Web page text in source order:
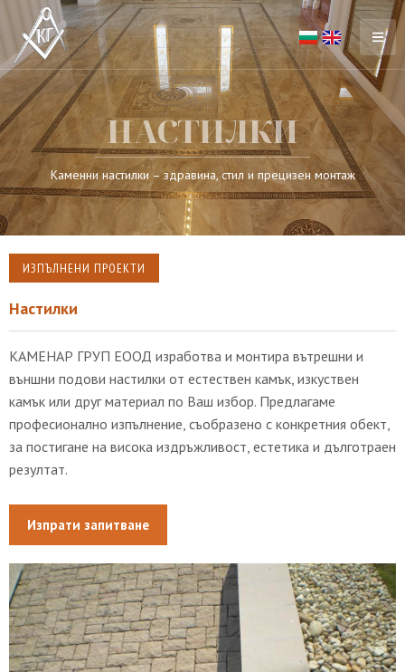
НАСТИЛКИ
Каменни настилки – здравина, стил и прецизен монтаж
ИЗПЪЛНЕНИ ПРОЕКТИ
Настилки
КАМЕНАР ГРУП ЕООД изработва и монтира вътрешни и
външни подови настилки от естествен камък, изкуствен
камък или друг материал по Ваш избор. Предлагаме
професионално изпълнение, съобразено с конкретния обект,
за постигане на висока издръжливост, естетика и дълготраен
резултат.
Изпрати запитване